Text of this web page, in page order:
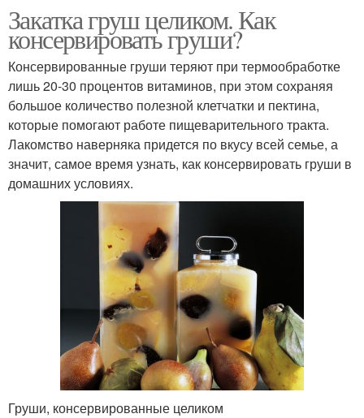
Закатка груш целиком. Как
консервировать груши?
Консервированные груши теряют при термообработке
лишь 20-30 процентов витаминов, при этом сохраняя
большое количество полезной клетчатки и пектина,
которые помогают работе пищеварительного тракта.
Лакомство наверняка придется по вкусу всей семье, а
значит, самое время узнать, как консервировать груши в
домашних условиях.
Груши, консервированные целиком